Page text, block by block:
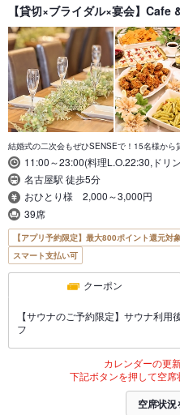
【貸切×ブライダル×宴会】
結婚式の二次会もぜひSENSEで！15名様から
11:00～23:00(料理L.O.22:30,ドリ
名古屋駅 徒歩5分
おひとり様 2,000～3,000円
39席
【アプリ予約限定】最大800ポイント還元対
スマート支払い可
クーポン
【サウナのご予約限定】サウナ利
フ
カレンダーの更
下記ボタンを押して空席
空席状況